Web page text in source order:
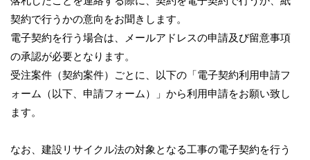
契約で行うかの意向をお聞きします。
電子契約を行う場合は、メールアドレスの申請及び留意事項
の承認が必要となります。
受注案件（契約案件）ごとに、以下の「電子契約利用申請フ
ォーム（以下、申請フォーム）」から利用申請をお願い致し
ます。
なお、建設リサイクル法の対象となる工事の電子契約を行う